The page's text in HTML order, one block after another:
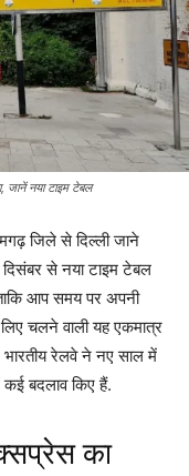
नया टाइम टेबल
जिले से दिल्ली जाने
से नया टाइम टेबल
आप समय पर अपनी
चलने वाली यह एकमात्र
रेलवे ने नए साल में
बदलाव किए हैं.
का